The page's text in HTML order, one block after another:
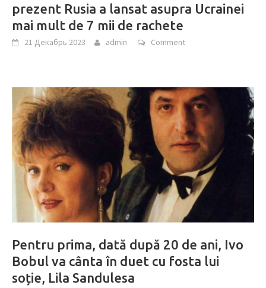
prezent Rusia a lansat asupra Ucrainei
mai mult de 7 mii de rachete
21 Декабрь 2023 admin Comment
Pentru prima, dată după 20 de ani, Ivo
Bobul va cânta în duet cu fosta lui
soție, Lila Sandulesa